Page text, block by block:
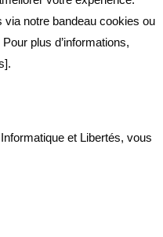
notre bandeau cookies ou
plus d’informations,
et Libertés, vous